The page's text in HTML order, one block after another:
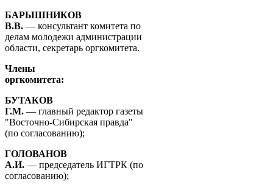
БАРЫШНИКОВ
В.В. — консультант комитета по
делам молодежи администрации
области, секретарь оргкомитета.
Члены
оргкомитета:
БУТАКОВ
Г.М. — главный редактор газеты
"Восточно-Сибирская правда"
(по согласованию);
ГОЛОВАНОВ
А.И. — председатель ИГТРК (по
согласованию);